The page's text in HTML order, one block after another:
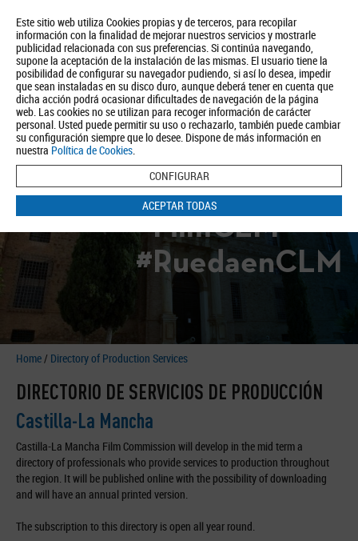
Este sitio web utiliza Cookies propias y de terceros, para recopilar
información con la finalidad de mejorar nuestros servicios y mostrarle
publicidad relacionada con sus preferencias. Si continúa navegando,
supone la aceptación de la instalación de las mismas. El usuario tiene la
posibilidad de configurar su navegador pudiendo, si así lo desea, impedir
que sean instaladas en su disco duro, aunque deberá tener en cuenta que
dicha acción podrá ocasionar dificultades de navegación de la página
web. Las cookies no se utilizan para recoger información de carácter
personal. Usted puede permitir su uso o rechazarlo, también puede cambiar
su configuración siempre que lo desee. Dispone de más información en
nuestra Política de Cookies.
CONFIGURAR
ACEPTAR TODAS
About us Tourism Política de Privacidad Aviso Legal Política de Cookies
BUSCAR
#FilmCLM
#RuedaenCLM
Home/ Directory of Production Services
DIRECTORIO DE SERVICIOS DE PRODUCCIÓN
Castilla-La Mancha
Castilla-La Mancha Film Commission will develop in the mid term a
directory of professionals who provide services to production throughout
the region. It will be published online with the possibility of downloading
and will have an annual printed version.
The subscription to this directory is open all year round.